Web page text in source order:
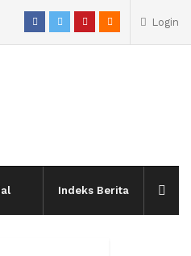
Login
Indeks Berita